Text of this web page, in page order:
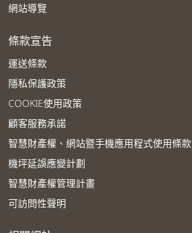
網站導覽
條款宣告
運送條款
隱私保護政策
COOKIE使用政策
顧客服務承諾
智慧財產權、網站暨手機應用程式使用條款
機坪延誤應變計劃
智慧財產權管理計畫
可訪問性聲明